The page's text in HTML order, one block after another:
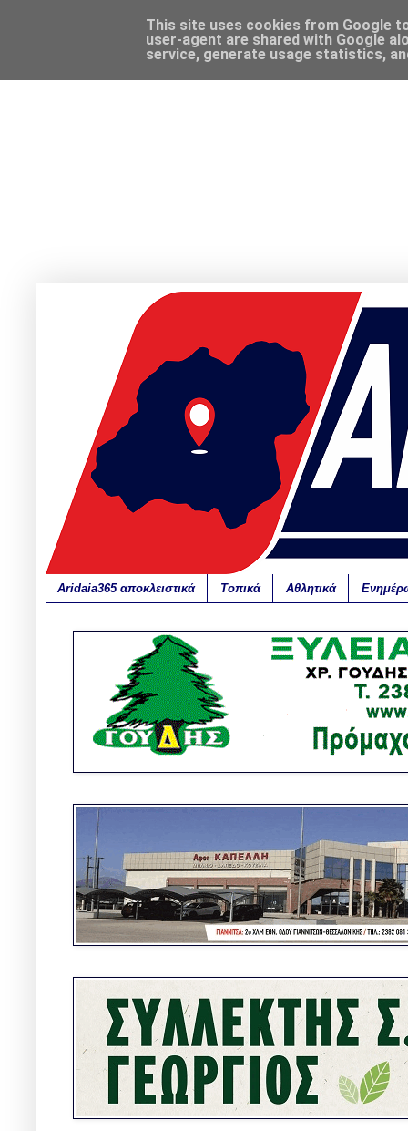
Aridaia365 αποκλειστικά Τοπικά Αθλητικά
This site uses cookies from Google
user-agent are shared with Google
service, generate usage statistics,